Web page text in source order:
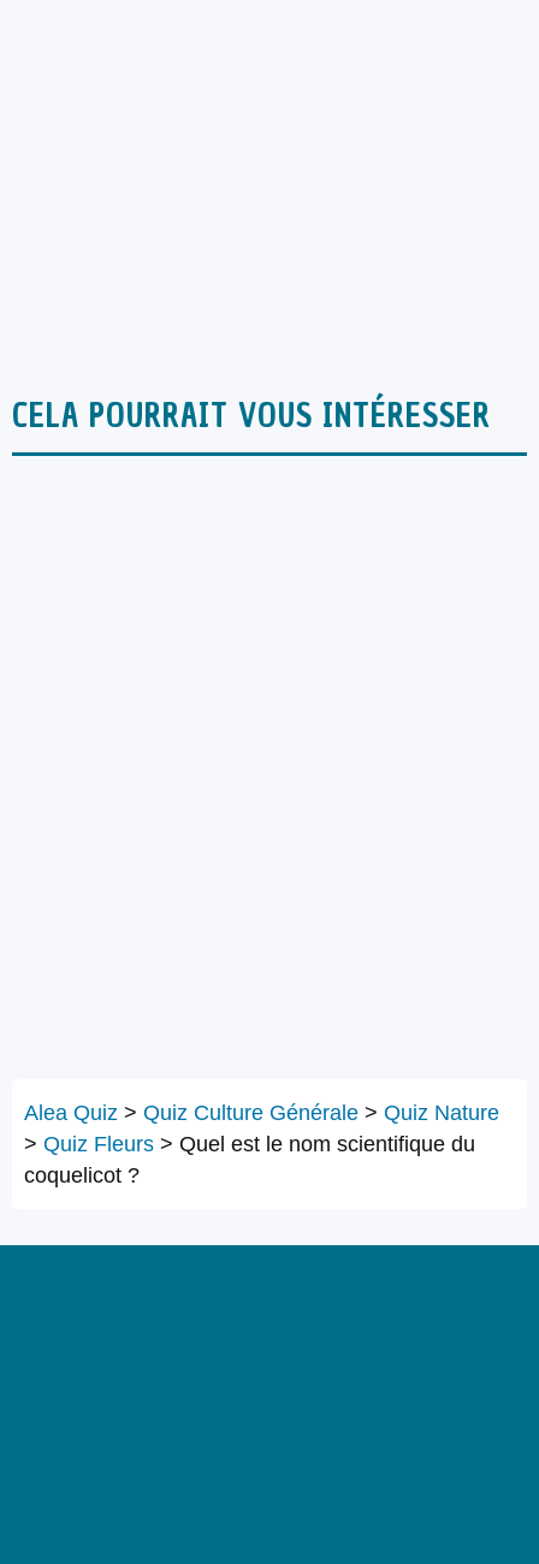
CELA POURRAIT VOUS INTÉRESSER
Alea Quiz > Quiz Culture Générale > Quiz Nature
> Quiz Fleurs > Quel est le nom scientifique du
coquelicot ?